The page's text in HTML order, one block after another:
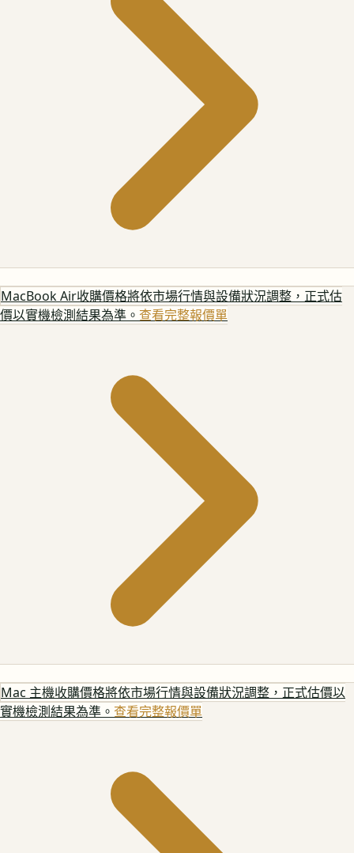
MacBook Air收購價格將依市場行情與設備狀況調整，正式估
價以實機檢測結果為準。 查看完整報價單
Mac 主機收購價格將依市場行情與設備狀況調整，正式估價以
實機檢測結果為準。 查看完整報價單